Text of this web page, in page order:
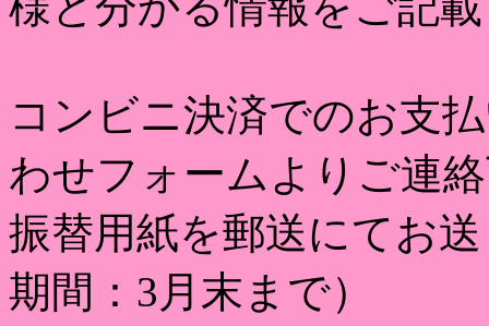
コンビニ決済でのお支
わせフォームよりご連
振替用紙を郵送にてお
期間：3月末まで）